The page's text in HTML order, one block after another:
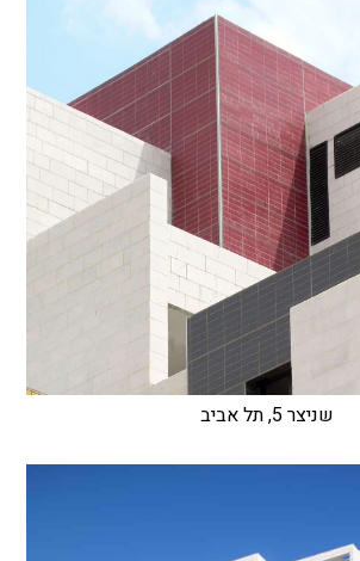
שניצר 5, תל אביב